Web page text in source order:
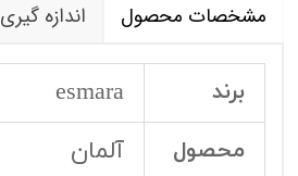
مشخصات محصول اندازه
برند esmara
محصول آلمان